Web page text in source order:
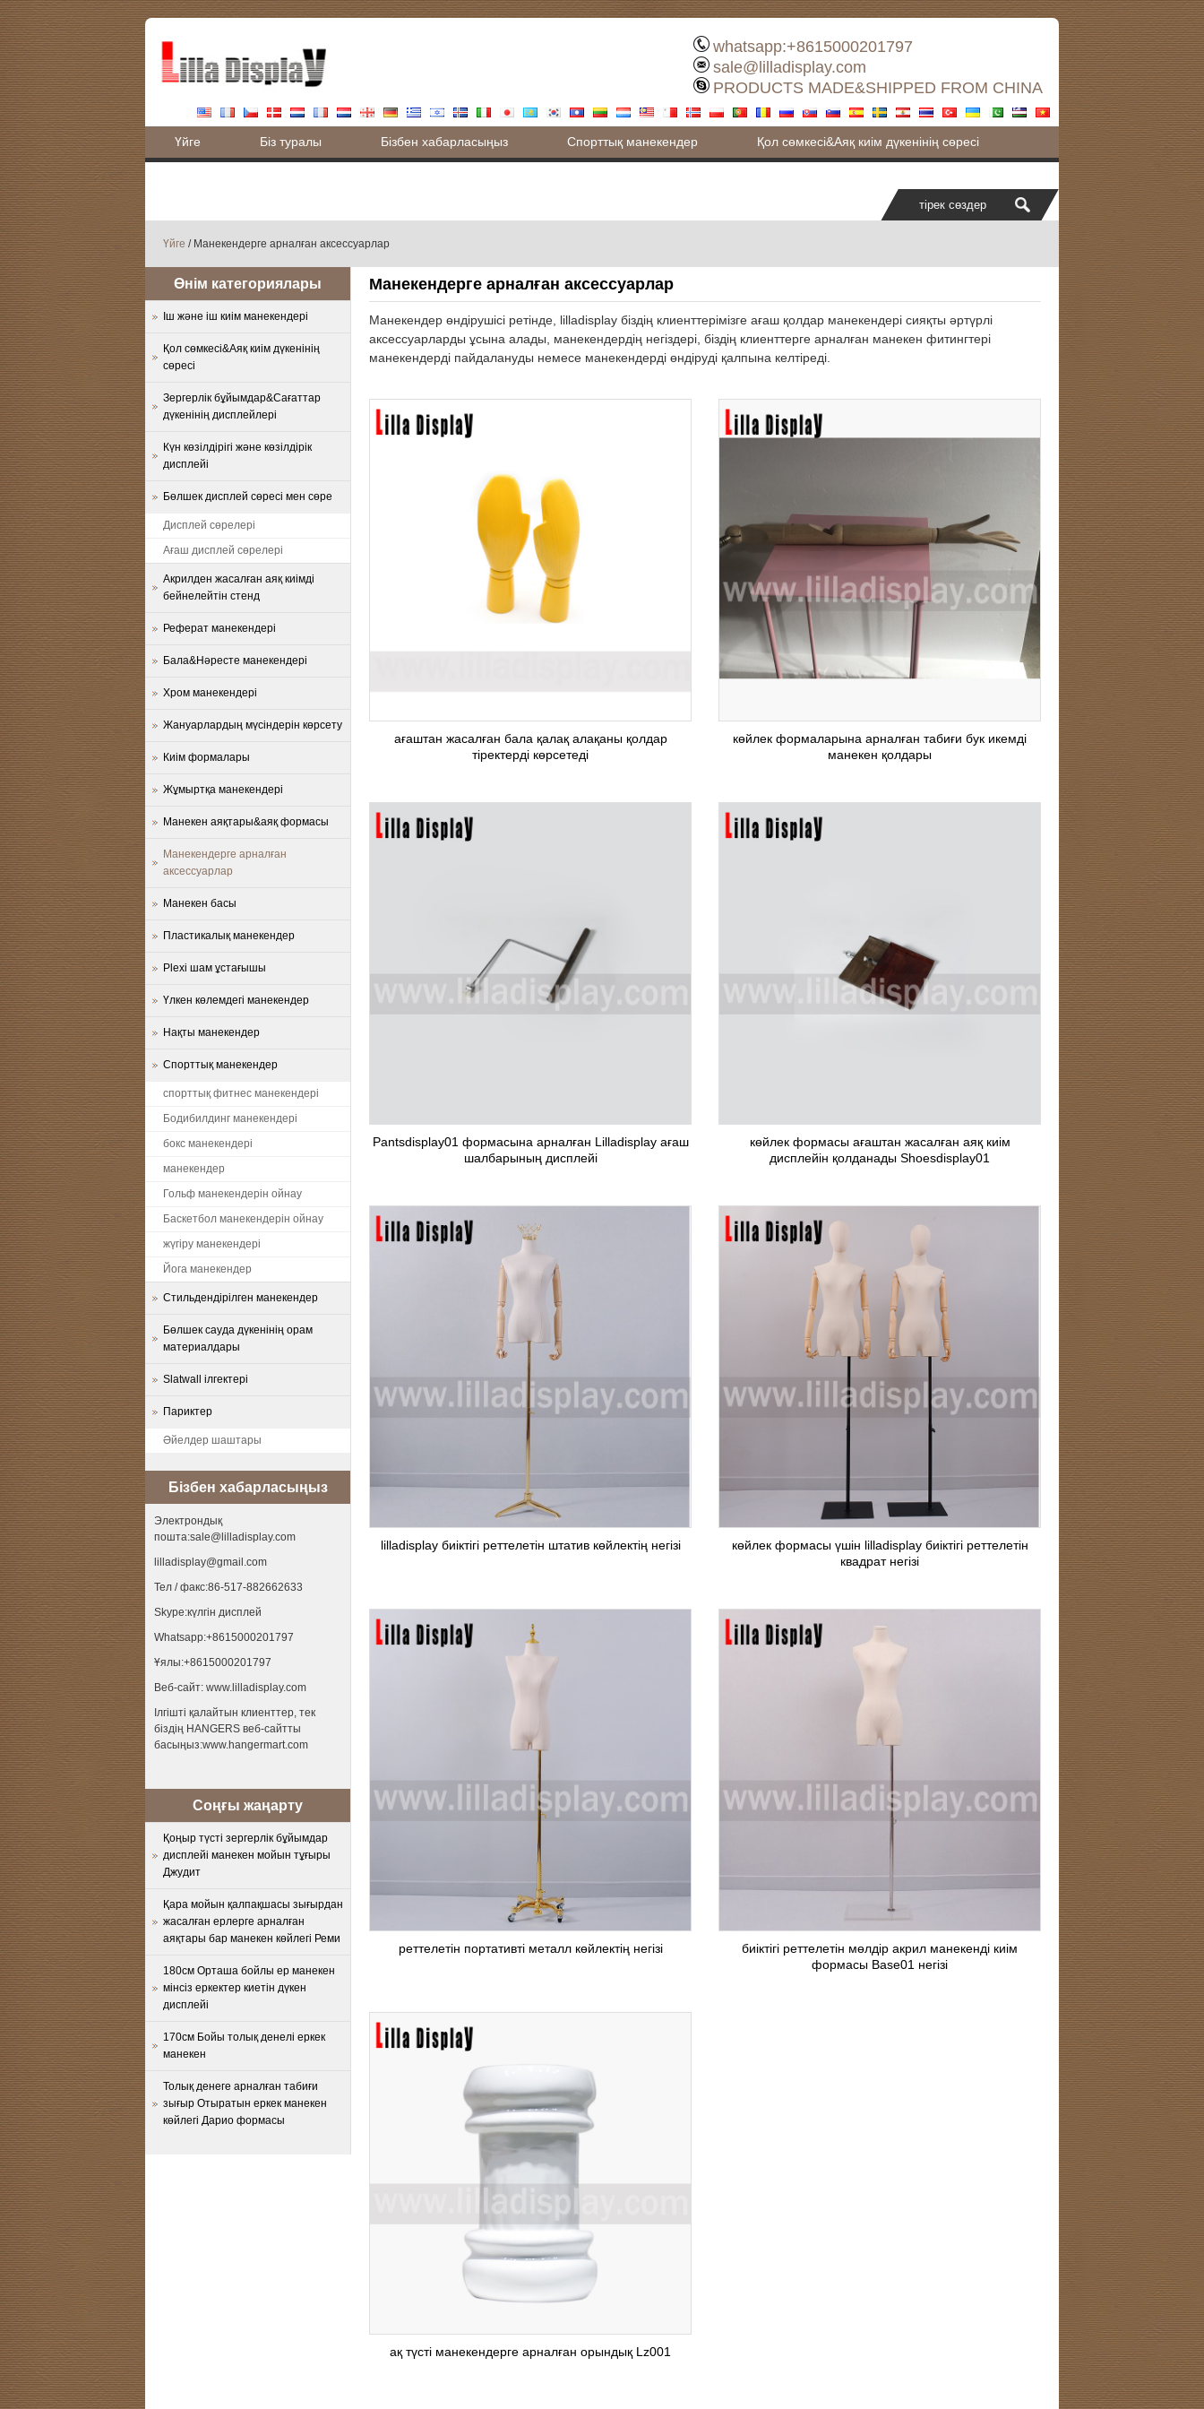
whatsapp:+8615000201797
sale@lilladisplay.com
PRODUCTS MADE&SHIPPED FROM CHINA
Үйге Біз туралы Бізбен хабарласыңыз Спорттық манекендер Қол сөмкесі&Аяқ киім дүкенінің сөресі
Үйге / Манекендерге арналған аксессуарлар
Манекендерге арналған аксессуарлар
Манекендер өндірушісі ретінде, lilladisplay біздің клиенттерімізге ағаш қолдар манекендері сияқты әртүрлі
аксессуарларды ұсына алады, манекендердің негіздері, біздің клиенттерге арналған манекен фитингтері
манекендерді пайдалануды немесе манекендерді өндіруді қалпына келтіреді.
ағаштан жасалған бала қалақ алақаны қолдар
тіректерді көрсетеді
көйлек формаларына арналған табиғи бук икемді
манекен қолдары
Pantsdisplay01 формасына арналған Lilladisplay ағаш
шалбарының дисплейі
көйлек формасы ағаштан жасалған аяқ киім
дисплейін қолданады Shoesdisplay01
lilladisplay биіктігі реттелетін штатив көйлектің негізі
көйлек формасы үшін lilladisplay биіктігі реттелетін
квадрат негізі
реттелетін портативті металл көйлектің негізі
биіктігі реттелетін мөлдір акрил манекенді киім
формасы Base01 негізі
ақ түсті манекендерге арналған орындық Lz001
Өнім категориялары
Іш және іш киім манекендері
Қол сөмкесі&Аяқ киім дүкенінің
сөресі
Зергерлік бұйымдар&Сағаттар
дүкенінің дисплейлері
Күн көзілдірігі және көзілдірік
дисплейі
Бөлшек дисплей сөресі мен сөре
Дисплей сөрелері
Ағаш дисплей сөрелері
Акрилден жасалған аяқ киімді
бейнелейтін стенд
Реферат манекендері
Бала&Нәресте манекендері
Хром манекендері
Жануарлардың мүсіндерін көрсету
Киім формалары
Жұмыртқа манекендері
Манекен аяқтары&аяқ формасы
Манекендерге арналған
аксессуарлар
Манекен басы
Пластикалық манекендер
Plexi шам ұстағышы
Үлкен көлемдегі манекендер
Нақты манекендер
Спорттық манекендер
спорттық фитнес манекендері
Бодибилдинг манекендері
бокс манекендері
манекендер
Гольф манекендерін ойнау
Баскетбол манекендерін ойнау
жүгіру манекендері
Йога манекендер
Стильдендірілген манекендер
Бөлшек сауда дүкенінің орам
материалдары
Slatwall ілгектері
Париктер
Әйелдер шаштары
Бізбен хабарласыңыз
Электрондық
пошта:sale@lilladisplay.com
lilladisplay@gmail.com
Тел / факс:86-517-882662633
Skype:күлгін дисплей
Whatsapp:+8615000201797
Ұялы:+8615000201797
Веб-сайт: www.lilladisplay.com
Ілгішті қалайтын клиенттер, тек
біздің HANGERS веб-сайтты
басыңыз:www.hangermart.com
Соңғы жаңарту
Қоңыр түсті зергерлік бұйымдар
дисплейі манекен мойын тұғыры
Джудит
Қара мойын қалпақшасы зығырдан
жасалған ерлерге арналған
аяқтары бар манекен көйлегі Реми
180см Орташа бойлы ер манекен
мінсіз еркектер киетін дүкен
дисплейі
170см Бойы толық денелі еркек
манекен
Толық денеге арналған табиғи
зығыр Отыратын еркек манекен
көйлегі Дарио формасы